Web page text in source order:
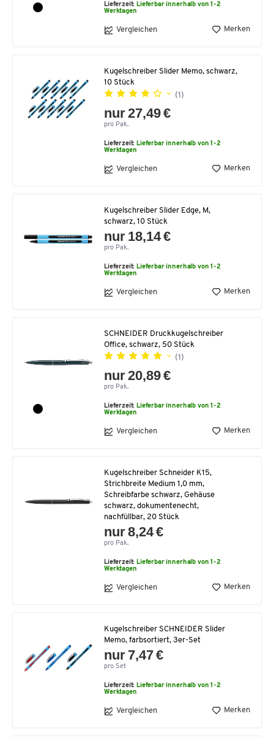
Lieferzeit: Lieferbar innerhalb von 1-2
Werktagen
Vergleichen Merken
Kugelschreiber Slider Memo, schwarz,
10 Stück
(1)
nur 27,49 €
pro Pak.
Lieferzeit: Lieferbar innerhalb von 1-2
Werktagen
Vergleichen Merken
Kugelschreiber Slider Edge, M,
schwarz, 10 Stück
nur 18,14 €
pro Pak.
Lieferzeit: Lieferbar innerhalb von 1-2
Werktagen
Vergleichen Merken
SCHNEIDER Druckkugelschreiber
Office, schwarz, 50 Stück
(1)
nur 20,89 €
pro Pak.
Lieferzeit: Lieferbar innerhalb von 1-2
Werktagen
Vergleichen Merken
Kugelschreiber Schneider K15,
Strichbreite Medium 1,0 mm,
Schreibfarbe schwarz, Gehäuse
schwarz, dokumentenecht,
nachfüllbar, 20 Stück
nur 8,24 €
pro Pak.
Lieferzeit: Lieferbar innerhalb von 1-2
Werktagen
Vergleichen Merken
Kugelschreiber SCHNEIDER Slider
Memo, farbsortiert, 3er-Set
nur 7,47 €
pro Set
Lieferzeit: Lieferbar innerhalb von 1-2
Werktagen
Vergleichen Merken